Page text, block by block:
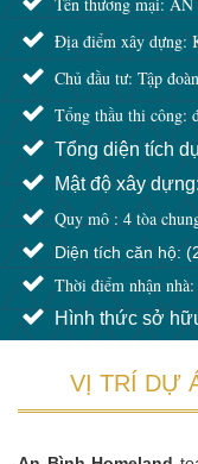
Tổng thầu thi công:
Tổng diện tích
Mật độ xây
Quy mô : 4 tòa
Diện tích căn hộ:
Thời điểm nhận nhà:
Hình thức sở
VỊ TRÍ DỰ
Đông,ngay cửa ngõ
Geleximco. Kết nối
dễ dàng di chuyển